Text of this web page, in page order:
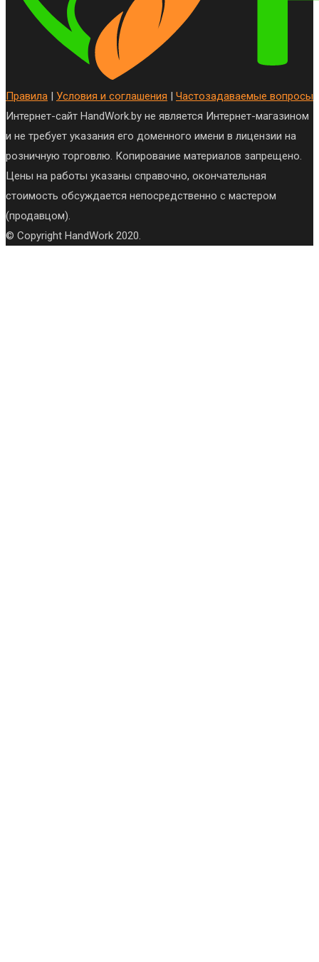
Правила | Условия и соглашения | Частозадаваемые вопросы
Интернет-сайт HandWork.by не является Интернет-магазином
и не требует указания его доменного имени в лицензии на
розничную торговлю. Копирование материалов запрещено.
Цены на работы указаны справочно, окончательная
стоимость обсуждается непосредственно с мастером
(продавцом).
© Copyright HandWork 2020.